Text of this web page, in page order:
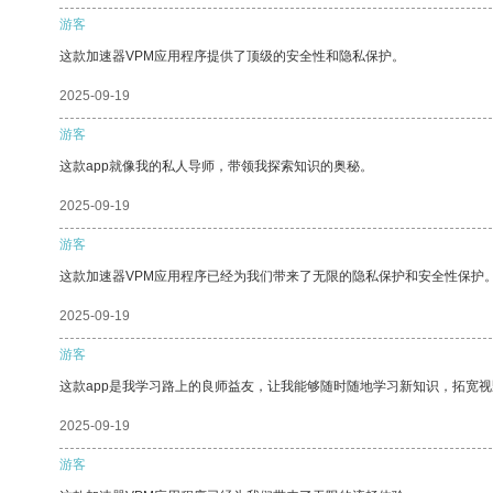
游客
这款加速器VPM应用程序提供了顶级的安全性和隐私保护。
2025-09-19
游客
这款app就像我的私人导师，带领我探索知识的奥秘。
2025-09-19
游客
这款加速器VPM应用程序已经为我们带来了无限的隐私保护和安全性保护
2025-09-19
游客
这款app是我学习路上的良师益友，让我能够随时随地学习新知识，拓宽
2025-09-19
游客